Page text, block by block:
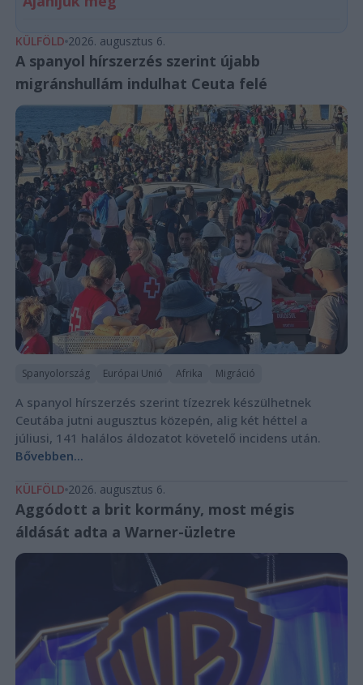
KÜLFÖLD 2026. augusztus 6.
A spanyol hírszerzés szerint újabb
migránshullám indulhat Ceuta felé
Spanyolország Európai Unió Afrika Migráció
A spanyol hírszerzés szerint tízezrek készülhetnek
Ceutába jutni augusztus közepén, alig két héttel a
júliusi, 141 halálos áldozatot követelő incidens után.
Bővebben...
KÜLFÖLD 2026. augusztus 6.
Aggódott a brit kormány, most mégis
áldását adta a Warner-üzletre